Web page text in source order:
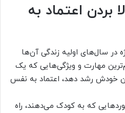
بردن اعتماد به
در سال‌های اولیه زندگی آن‌ها
مهارت و ویژگی‌هایی که یک
خودش رشد دهد، اعتماد به نفس
که به کودک می‌دهند، راه